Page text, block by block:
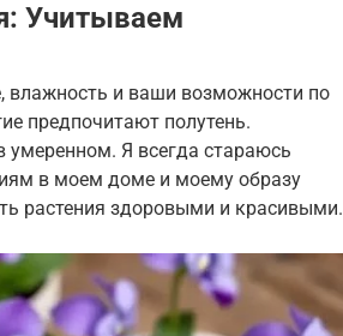
Учитываем
влажность и ваши возможности по
предпочитают полутень.
умеренном. Я всегда стараюсь
в моем доме и моему образу
растения здоровыми и красивыми.